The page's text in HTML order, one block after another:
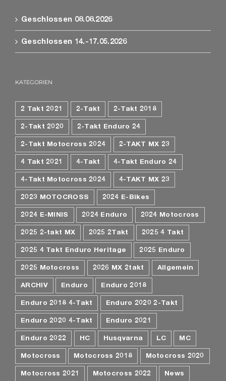
Geschlossen 08.08.2026
Geschlossen 14.-17.05.2026
KATEGORIEN
2 Takt 2021 2-Takt 2-Takt 2018
2-Takt 2020 2-Takt Enduro 24
2-Takt Motocross 2024 2-TAKT MX 23
4 Takt 2021 4-Takt 4-Takt Enduro 24
4-Takt Motocross 2024 4-TAKT MX 23
2023 MOTOCROSS 2024 E-Bikes
2024 E-MINIS 2024 Enduro 2024 Motocross
2025 2-takt MX 2025 2Takt 2025 4 Takt
2025 4 Takt Enduro Heritage 2025 Enduro
2025 Motocross 2026 MX 2takt Allgemein
ARCHIV Enduro Enduro 2018
Enduro 2018 4-Takt Enduro 2020 2-Takt
Enduro 2020 4-Takt Enduro 2021
Enduro 2022 HC Husqvarna LC MC
Motocross Motocross 2018 Motocross 2020
Motocross 2021 Motocross 2022 News